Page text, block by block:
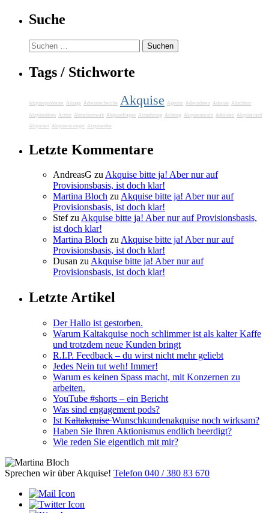
Suche
Suchen
nach:
Tags / Stichworte
Akquiseprobleme Absage Adressrecherche Akquise Agentur Adressdaten Adresse Abschluss
Akquiseideen Action Abmahnanwalt Akquisefragen Abmahnung Achtung Akquiseanrufe Adressen
Akquisecard
Akquiriert Akquisestrategie Akquiseidee
Letzte Kommentare
AndreasG zuAkquise bitte ja! Aber nur auf
Provisionsbasis, ist doch klar!
Martina Bloch zuAkquise bitte ja! Aber nur auf
Provisionsbasis, ist doch klar!
StefzuAkquise bitte ja! Aber nur auf Provisionsbasis,
ist doch klar!
Martina Bloch zuAkquise bitte ja! Aber nur auf
Provisionsbasis, ist doch klar!
Dusan zuAkquise bitte ja! Aber nur auf
Provisionsbasis, ist doch klar!
Letzte Artikel
Der Hallo ist gestorben.
Warum Kaltakquise noch schlimmer ist als kalter Kaffe
und trotzdem neue Kunden bringt
R.I.P. Feedback – du wirst nicht mehr geliebt
Jedes Nein tut weh! Immer!
Warum es keinen Spass macht, mit Konzernen zu
arbeiten.
YouTube #shorts – ein Bericht
Was sind engagement pods?
Ist K̶a̶l̶t̶a̶k̶q̶u̶i̶s̶e̶ Wunschkundenakquise noch wirksam?
Haben Sie Ihren Aktionismus endlich beerdigt?
Wie reden Sie eigentlich mit mir?
Sprechen wir über Akquise! Telefon 040 / 380 83 670